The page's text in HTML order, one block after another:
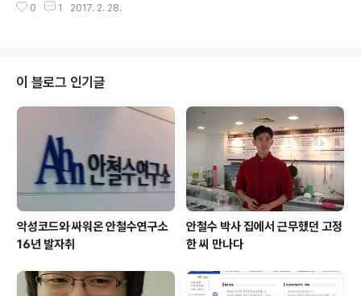
00원)이었다. 물론 여행자 거리인 카오산 로드의 물가지
일 큰 규모를 자랑한다! 55억달러(6조6천억원)를 들여 완
여권만 보여주면 입장이 가능하다. 출처: 어플리케이션 Di
sney Resort 화면 Disney Resort 어플리케이션을 미
리 다운로드 받으면, 놀이기구의 대기시간과 여러 행사의
시간을 한눈에 확인할 수 있다. 중국은 google 및 앱스토
어가 불가능하므로 한국에서 미리 설치해가야 된다. 필자
는 평일에 방문하였는데..
0 1 2017. 2. 28.
이 블로그 인기글
악성코드와 싸워온 안철수연구소
16년 발자취
안철수 박사 집에서 근무했던 고정
한 씨 만나다